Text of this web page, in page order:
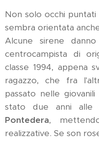
Non solo occhi
sembra orientata
Alcune sirene
centrocampista di
classe 1994, appena
ragazzo, che fra
passato nelle giovanili
stato due anni alle
Pontedera,
realizzative. Se son